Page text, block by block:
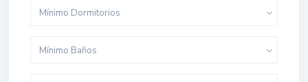
Mínimo Dormitorios
Mínimo Baños